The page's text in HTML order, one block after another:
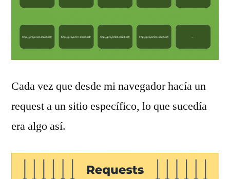
Cada vez que desde mi navegador hacía un
request a un sitio específico, lo que sucedía
era algo así.